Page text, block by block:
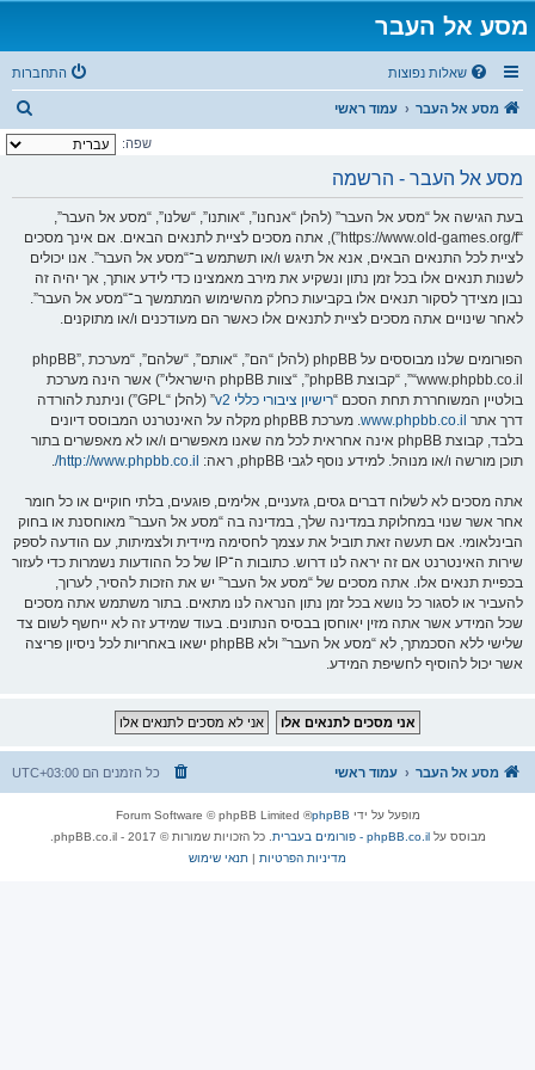
מסע אל העבר
שאלות נפוצות התחברות
מסע אל העבר עמוד ראשי
י
שפה:
מסע אל העבר - הרשמה
בעת הגישה אל “מסע אל העבר” (להלן “אנחנו”, “אותנו”, “שלנו”, “מסע אל העבר”,
“https://www.old-games.org/f”), אתה מסכים לציית לתנאים הבאים. אם אינך מסכים
לציית לכל התנאים הבאים, אנא אל תיגש ו/או תשתמש ב־“מסע אל העבר”. אנו יכולים
לשנות תנאים אלו בכל זמן נתון ונשקיע את מירב מאמצינו כדי לידע אותך, אך יהיה זה
נבון מצידך לסקור תנאים אלו בקביעות כחלק מהשימוש המתמשך ב־“מסע אל העבר”.
לאחר שינויים אתה מסכים לציית לתנאים אלו כאשר הם מעודכנים ו/או מתוקנים.
הפורומים שלנו מבוססים על phpBB (להלן “הם”, “אותם”, “שלהם”, “מערכת phpBB”,
“www.phpbb.co.il”, “קבוצת phpBB”, “צוות phpBB הישראלי”) אשר הינה מערכת
בולטיין המשוחררת תחת הסכם “רישיון ציבורי כללי v2
” (להלן “GPL”) וניתנת להורדה
דרך אתר www.phpbb.co.il
. מערכת phpBB מקלה על האינטרנט המבוסס דיונים
בלבד, קבוצת phpBB אינה אחראית לכל מה שאנו מאפשרים ו/או לא מאפשרים בתור
תוכן מורשה ו/או מנוהל. למידע נוסף לגבי phpBB, ראה:
http://www.phpbb.co.il/
.
אתה מסכים לא לשלוח דברים גסים, גזעניים, אלימים, פוגעים, בלתי חוקיים או כל חומר
אחר אשר שנוי במחלוקת במדינה שלך, במדינה בה “מסע אל העבר” מאוחסנת או בחוק
הבינלאומי. אם תעשה זאת תוביל את עצמך לחסימה מיידית ולצמיתות, עם הודעה לספק
שירות האינטרנט אם זה יראה לנו דרוש. כתובות ה־IP של כל ההודעות נשמרות כדי לעזור
בכפיית תנאים אלו. אתה מסכים של “מסע אל העבר” יש את הזכות להסיר, לערוך,
להעביר או לסגור כל נושא בכל זמן נתון הנראה לנו מתאים. בתור משתמש אתה מסכים
שכל המידע אשר אתה מזין יאוחסן בבסיס הנתונים. בעוד שמידע זה לא ייחשף לשום צד
שלישי ללא הסכמתך, לא “מסע אל העבר” ולא phpBB ישאו באחריות לכל ניסיון פריצה
אשר יכול להוסיף לחשיפת המידע.
מסע אל העבר עמוד ראשי כל הזמנים הם UTC+03:00
מופעל על ידי phpBB
® Forum Software © phpBB Limited
מבוסס עלphpBB.co.il - פורומים בעברית
. כל הזכויות שמורות © 2017 - phpBB.co.il.
מדיניות הפרטיות | תנאי שימוש